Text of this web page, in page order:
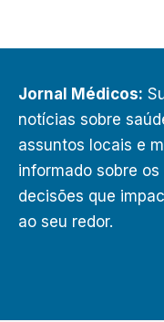
Jornal Médicos:
notícias sobre
assuntos locais e
informado sobre
decisões que
ao seu redor.